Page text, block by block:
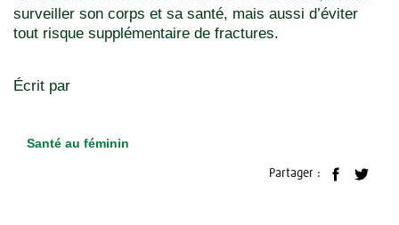
surveiller son corps et sa santé, mais aussi d’éviter
tout risque supplémentaire de fractures.
Écrit par
Santé au féminin
Partager :